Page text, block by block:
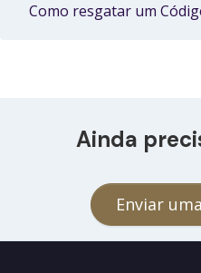
Como resgatar um
Ainda
Enviar